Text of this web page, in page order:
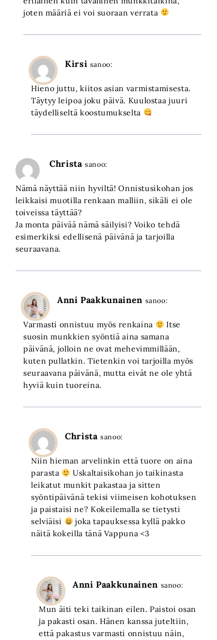
joten määriä ei voi suoraan verrata
Kirsi sanoo:
Hieno juttu, kiitos asian varmistamisesta.
Täytyy leipoa joku päivä. Kuulostaa juuri
täydelliseltä koostumukselta
Christa sanoo:
Nämä näyttää niin hyviltä! Onnistusikohan jos
leikkaisi muotilla renkaan malliin, sikäli ei ole
toiveissa täyttää?
Ja monta päivää nämä säilyisi? Voiko tehdä
esimerkiksi edellisenä päivänä ja tarjoilla
seuraavana.
Anni Paakkunainen sanoo:
Varmasti onnistuu myös renkaina
Itse
suosin munkkien syöntiä aina samana
päivänä, jolloin ne ovat mehevimmillään,
kuten pullatkin. Tietenkin voi tarjoilla myös
seuraavana päivänä, mutta eivät ne ole yhtä
hyviä kuin tuoreina.
Christa sanoo:
Niin hieman arvelinkin että tuore on aina
parasta
Uskaltaisikohan jo taikinasta
leikatut munkit pakastaa ja sitten
syöntipäivänä tekisi viimeisen kohotuksen
ja paistaisi ne? Kokeilemalla se tietysti
selviäisi
joka tapauksessa kyllä pakko
näitä kokeilla tänä Vappuna <3
Anni Paakkunainen sanoo:
Mun äiti teki taikinan eilen. Paistoi osan
ja pakasti osan. Hänen kanssa juteltiin,
että pakastus varmasti onnistuu näin,